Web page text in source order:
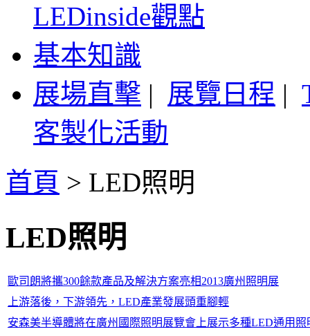
LEDinside觀點
基本知識
展場直擊 | 展覽日程 |
客製化活動
首頁 > LED照明
LED照明
歐司朗將攜300餘款產品及解決方案亮相2013廣州照明展
上游落後，下游領先，LED產業發展頭重腳輕
安森美半導體將在廣州國際照明展覽會上展示多種LED通用照